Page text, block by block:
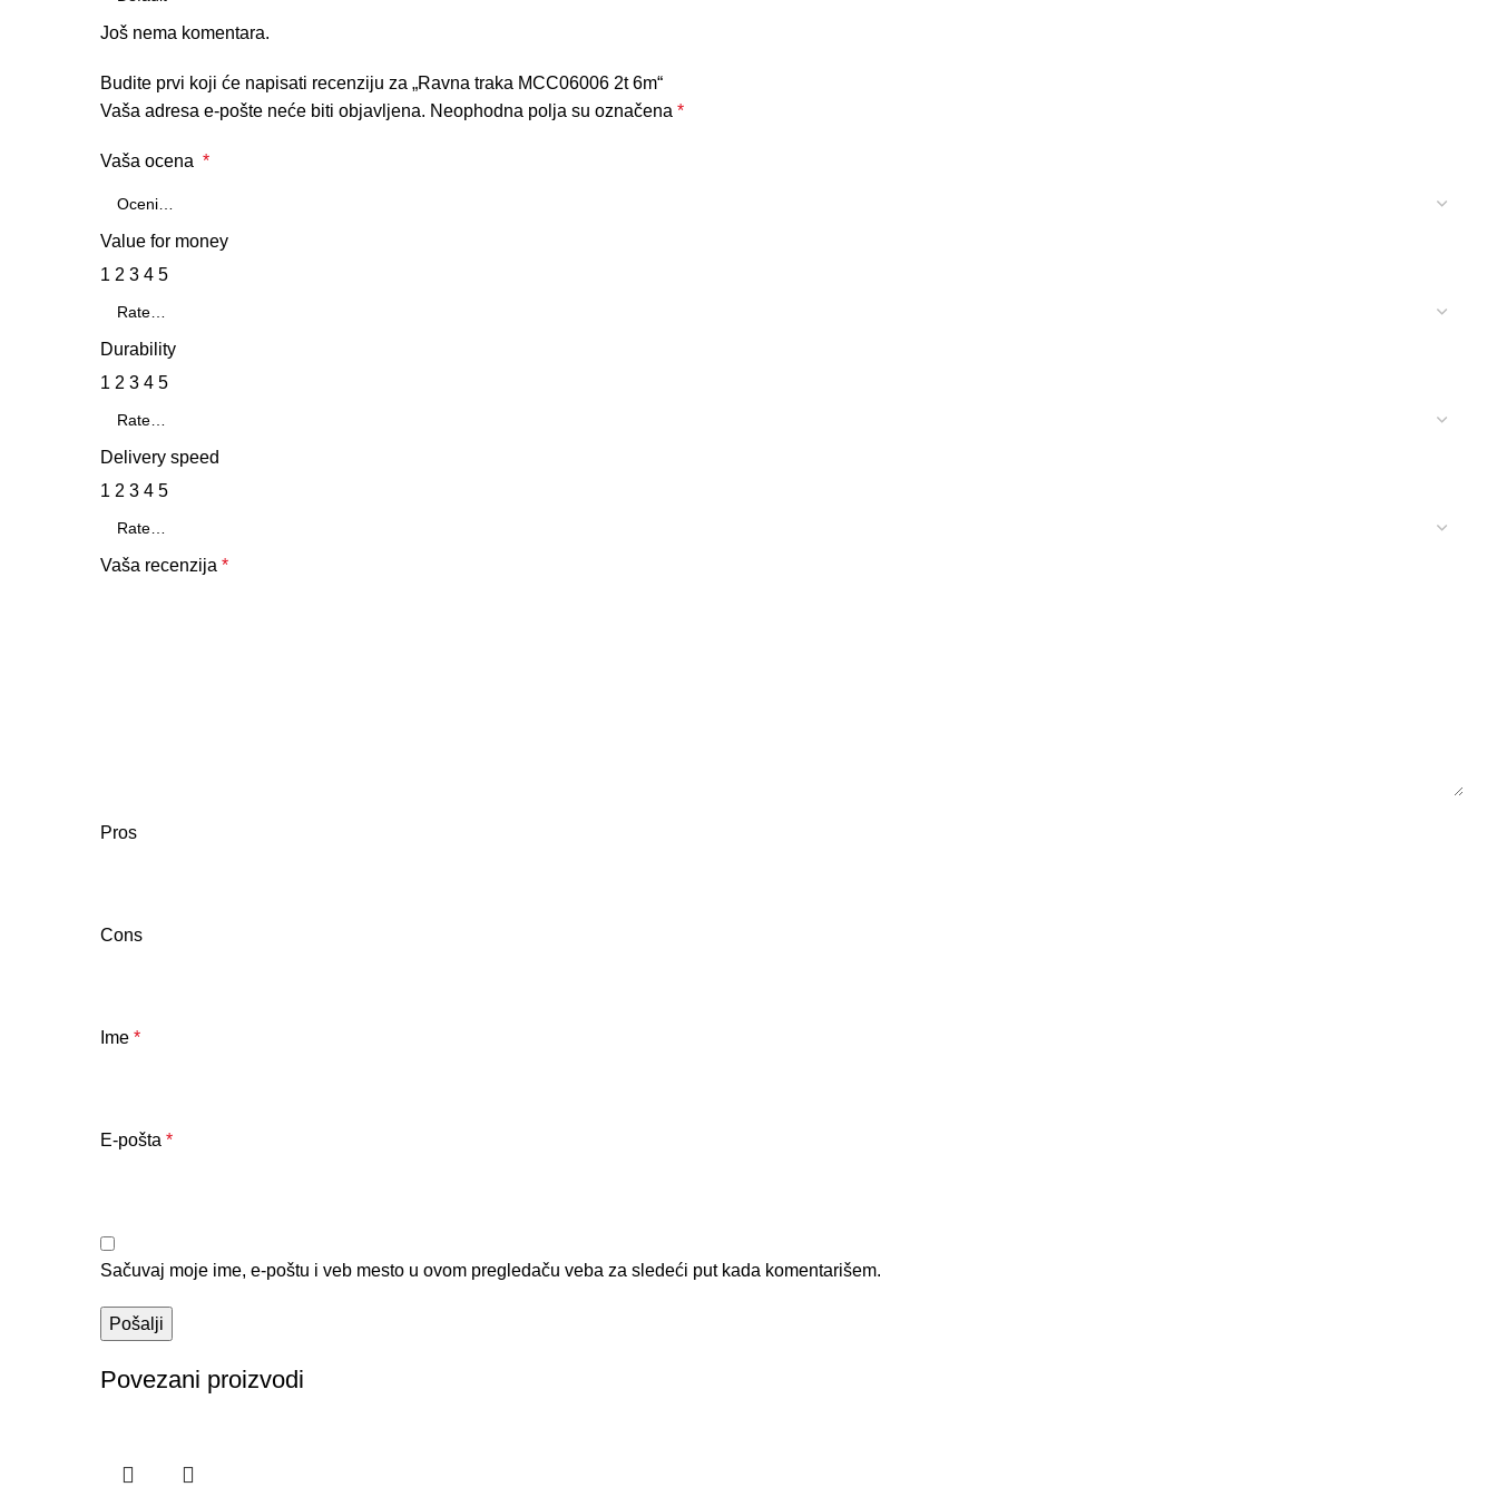
Još nema komentara.
Budite prvi koji će napisati recenziju za „Ravna traka MCC06006 2t 6m“
Vaša adresa e-pošte neće biti objavljena. Neophodna polja su označena *
Vaša ocena *
Value for money
1 2 3 4 5
Durability
1 2 3 4 5
Delivery speed
1 2 3 4 5
Vaša recenzija *
Pros
Cons
Ime *
E-pošta *
Sačuvaj moje ime, e-poštu i veb mesto u ovom pregledaču veba za sledeći put kada komentarišem.
Povezani proizvodi